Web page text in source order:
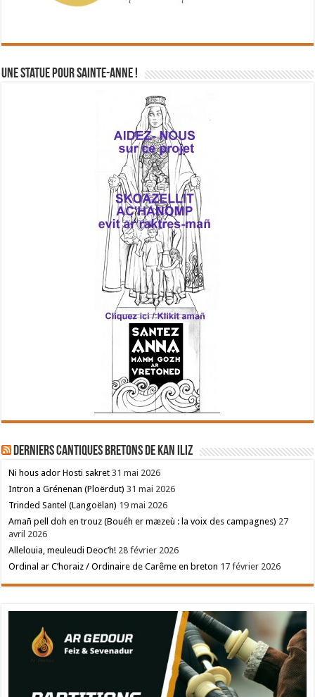
Une statue pour Sainte-Anne !
Derniers cantiques bretons de Kan Iliz
Ni hous ador Hosti sakret 31 mai 2026
Intron a Grénenan (Ploërdut) 31 mai 2026
Trinded Santel (Langoëlan) 19 mai 2026
Amañ pell doh en trouz (Bouéh er mæzeù : la voix des campagnes) 27
avril 2026
Allelouia, meuleudi Deoc’h! 28 février 2026
Ordinal ar C’horaiz / Ordinaire de Carême en breton 17 février 2026